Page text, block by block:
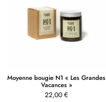
Moyenne bougie N1 « Les Grandes
Vacances »
22,00 €